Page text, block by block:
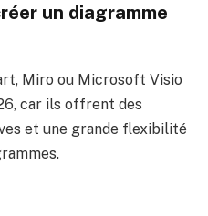
un diagramme
Miro ou Microsoft Visio
car ils offrent des
et une grande flexibilité